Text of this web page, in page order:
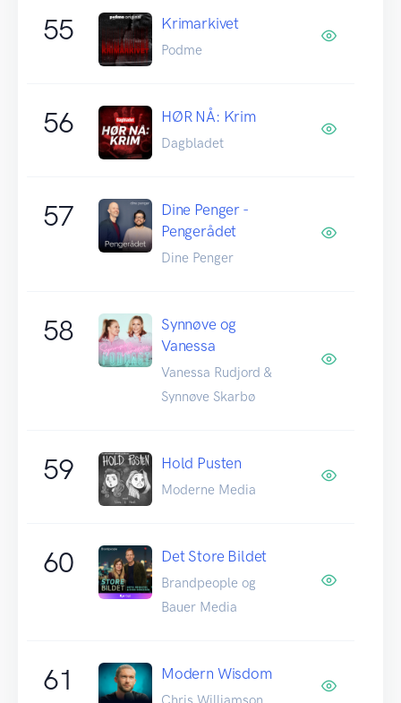
55 Krimarkivet
Podme
56 HØR NÅ: Krim
Dagbladet
57
Dine Penger -
Pengerådet
Dine Penger
58
Synnøve og
Vanessa
Vanessa Rudjord &
Synnøve Skarbø
59 Hold Pusten
Moderne Media
60 Det Store Bildet
Brandpeople og
Bauer Media
61 Modern Wisdom